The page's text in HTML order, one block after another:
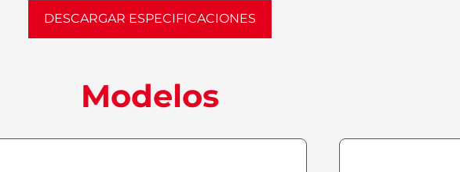
DESCARGAR ESPECIFICACIONES
Modelos